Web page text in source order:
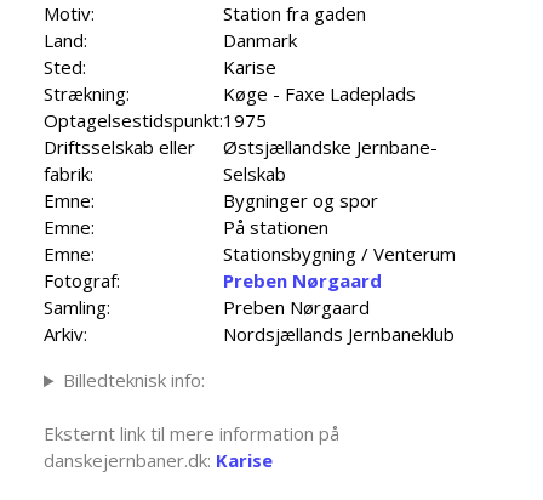
Motiv:
Station fra gaden
Land:
Danmark
Sted:
Karise
Strækning:
Køge - Faxe Ladeplads
Optagelsestidspunkt:1975
Driftsselskab eller
fabrik:
Østsjællandske Jernbane-
Selskab
Emne:
Bygninger og spor
Emne:
På stationen
Emne:
Stationsbygning / Venterum
Fotograf:
Preben Nørgaard
Samling:
Preben Nørgaard
Arkiv:
Nordsjællands Jernbaneklub
Billedteknisk info:
Eksternt link til mere information på
danskejernbaner.dk: Karise